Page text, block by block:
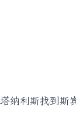
利斯找到斯